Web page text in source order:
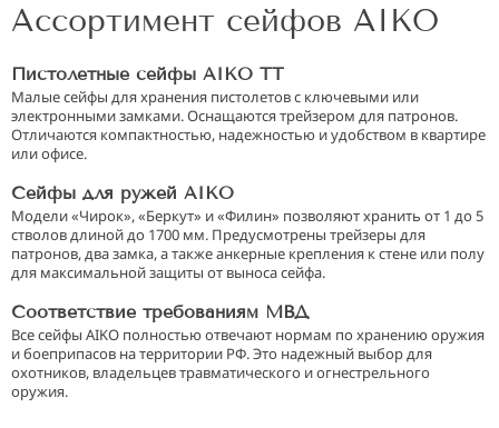
Ассортимент сейфов AIKO
Пистолетные сейфы AIKO TT
Малые сейфы для хранения пистолетов с ключевыми или
электронными замками. Оснащаются трейзером для патронов.
Отличаются компактностью, надежностью и удобством в квартире
или офисе.
Сейфы для ружей AIKO
Модели «Чирок», «Беркут» и «Филин» позволяют хранить от 1 до 5
стволов длиной до 1700 мм. Предусмотрены трейзеры для
патронов, два замка, а также анкерные крепления к стене или полу
для максимальной защиты от выноса сейфа.
Соответствие требованиям МВД
Все сейфы AIKO полностью отвечают нормам по хранению оружия
и боеприпасов на территории РФ. Это надежный выбор для
охотников, владельцев травматического и огнестрельного
оружия.